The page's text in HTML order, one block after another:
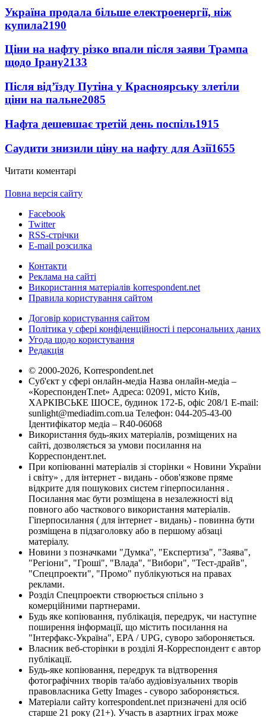
Україна продала більше електроенергії, ніж
купила2190
Ціни на нафту різко впали після заяви Трампа
щодо Ірану2133
Після від’їзду Путіна у Красноярську злетіли
ціни на пальне2085
Нафта дешевшає третій день поспіль1915
Саудити знизили ціну на нафту для Азії1655
Читати коментарі
Повна версія сайту
Facebook
Twitter
RSS-стрічки
E-mail розсилка
Контакти
Реклама на сайті
Використання матеріалів korrespondent.net
Правила користування сайтом
Договір користування сайтом
Політика у сфері конфіденційності і персональних даних
Угода щодо користування
Редакція
© 2000-2026, Korrespondent.net
Суб'єкт у сфері онлайн-медіа Назва онлайн-медіа –
«КореспонденТ.net» Адреса: 02091, місто Київ,
ХАРКІВСЬКЕ ШОСЕ, будинок 172-Б, офіс 208/1 E-mail:
sunlight@mediadim.com.ua Телефон: 044-205-43-00
Ідентифікатор медіа – R40-06068
Використання будь-яких матеріалів, розміщених на
сайті, дозволяється за умови посилання на
Корреспондент.net.
При копіюванні матеріалів зі сторінки « Новини України
і світу» , для інтернет - видань - обов'язкове пряме
відкрите для пошукових систем гіперпосилання .
Посилання має бути розміщена в незалежності від
повного або часткового використання матеріалів.
Гіперпосилання ( для інтернет - видань) - повинна бути
розміщена в підзаголовку або в першому абзаці
матеріалу.
Новини з позначками "Думка", "Експертиза", "Заява",
"Регіони", "Гроші", "Влада", "Вибори", "Тест-драйв",
"Спецпроекти", "Промо" публікуються на правах
реклами.
Розділ Спецпроекти створюється спільно з
комерційними партнерами.
Будь яке копіювання, публікація, передрук, чи наступне
поширення інформації, що містить посилання на
"Інтерфакс-Україна", EPA / UPG, суворо забороняється.
Власник веб-сторінки в розділі Я-Корреспондент є автор
публікації.
Будь-яке копіювання, передрук та відтворення
фотографічних творів та/або аудіовізуальних творів
правовласника Getty Images - суворо забороняється.
Матеріали сайту korrespondent.net призначені для осіб
старше 21 року (21+). Участь в азартних іграх може